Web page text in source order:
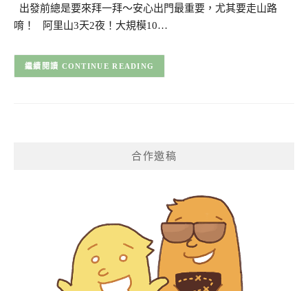
出發前總是要來拜一拜～安心出門最重要，尤其要走山路
唷！ 阿里山3天2夜！大規模10…
CONTINUE READING
合作邀稿